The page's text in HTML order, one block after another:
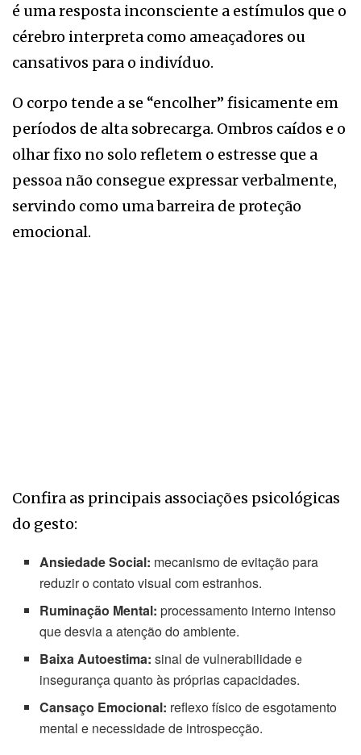
é uma resposta inconsciente a estímulos que o
cérebro interpreta como ameaçadores ou
cansativos para o indivíduo.
O corpo tende a se “encolher” fisicamente em
períodos de alta sobrecarga. Ombros caídos e o
olhar fixo no solo refletem o estresse que a
pessoa não consegue expressar verbalmente,
servindo como uma barreira de proteção
emocional.
Confira as principais associações psicológicas
do gesto:
Ansiedade Social: mecanismo de evitação para
reduzir o contato visual com estranhos.
Ruminação Mental: processamento interno intenso
que desvia a atenção do ambiente.
Baixa Autoestima: sinal de vulnerabilidade e
insegurança quanto às próprias capacidades.
Cansaço Emocional: reflexo físico de esgotamento
mental e necessidade de introspecção.